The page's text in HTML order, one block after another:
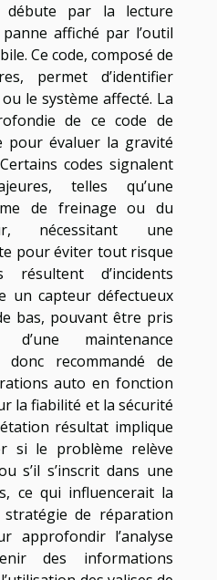
débute par la lecture
affiché par l’outil
Ce code, composé de
permet d’identifier
le système affecté. La
de ce code de
pour évaluer la gravité
codes signalent
telles qu’une
de freinage ou du
nécessitant une
pour éviter tout risque
résultent d’incidents
un capteur défectueux
bas, pouvant être pris
maintenance
recommandé de
auto en fonction
la fiabilité et la sécurité
résultat implique
si le problème relève
s’il s’inscrit dans une
ce qui influencerait la
de réparation
approfondir l’analyse
des informations